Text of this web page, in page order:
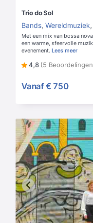
Trio do Sol
Bands, Wereldmuziek,
Met een mix van bossa
een warme, sfeervolle
evenement. Lees meer
4,8 (5
Vanaf € 750